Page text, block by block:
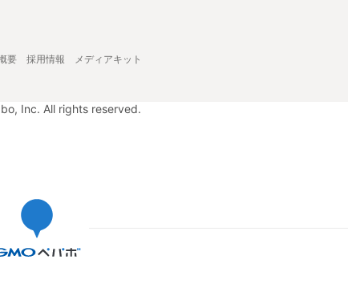
要 採用情報 メディアキット
Inc. All rights reserved.